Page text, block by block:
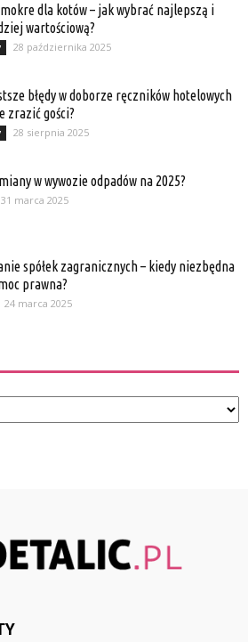
dla kotów – jak wybrać najlepszą i
wartościową?
28 października 2025
błędy w doborze ręczników hotelowych
zrazić gości?
28 sierpnia 2025
w wywozie odpadów na 2025?
31 marca 2025
spółek zagranicznych – kiedy niezbędna
prawna?
24 marca 2025